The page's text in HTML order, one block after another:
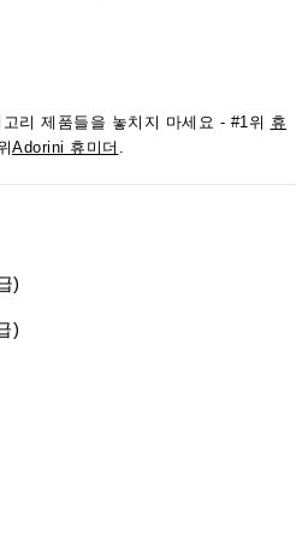
베스트셀러 카테고리 제품들을 놓치지 마세요 - #1위 휴
Adorini 휴미더 .
)
)